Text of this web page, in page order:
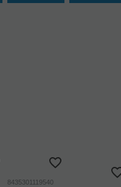
8435301119540